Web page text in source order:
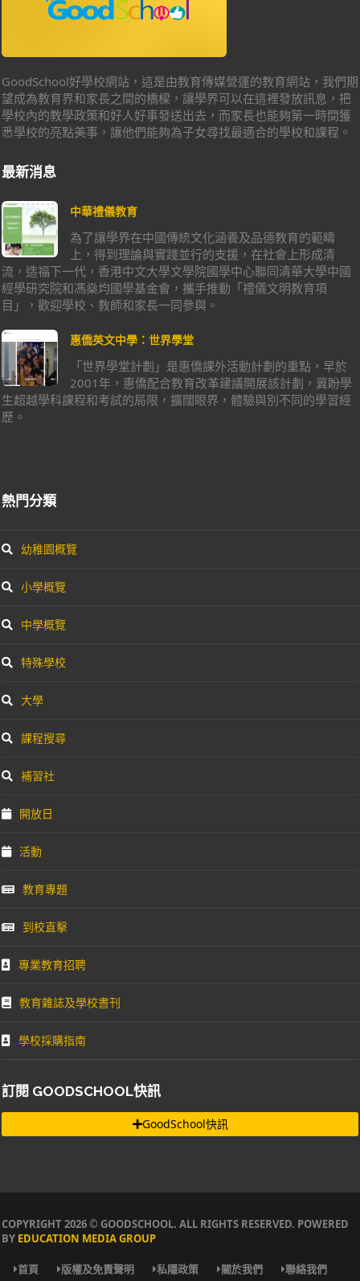
GoodSchool好學校網站，這是由教育傳媒營運的教育網站，我們期
望成為教育界和家長之間的橋樑，讓學界可以在這裡發放訊息，把
學校內的教學政策和好人好事發送出去，而家長也能夠第一時間獲
悉學校的亮點美事，讓他們能夠為子女尋找最適合的學校和課程。
最新消息
中華禮儀教育
為了讓學界在中國傳統文化涵養及品德教育的範疇
上，得到理論與實踐並行的支援，在社會上形成清
流，造福下一代，香港中文大學文學院國學中心聯同清華大學中國
經學研究院和馮燊均國學基金會，攜手推動「禮儀文明教育項
目」，歡迎學校、教師和家長一同參與。
惠僑英文中學：世界學堂
「世界學堂計劃」是惠僑課外活動計劃的重點，早於
2001年，惠僑配合教育改革建議開展該計劃，冀盼學
生超越學科課程和考試的局限，擴闊眼界，體驗與別不同的學習經
歷。
熱門分類
幼稚園概覽
小學概覽
中學概覽
特殊學校
大學
課程搜尋
補習社
開放日
活動
教育專題
到校直擊
專業教育招聘
教育雜誌及學校書刊
學校採購指南
訂閱 GOODSCHOOL快訊
GoodSchool快訊
COPYRIGHT 2026 © GOODSCHOOL. ALL RIGHTS RESERVED. POWERED
BY EDUCATION MEDIA GROUP
首頁 版權及免責聲明 私隱政策 關於我們 聯絡我們